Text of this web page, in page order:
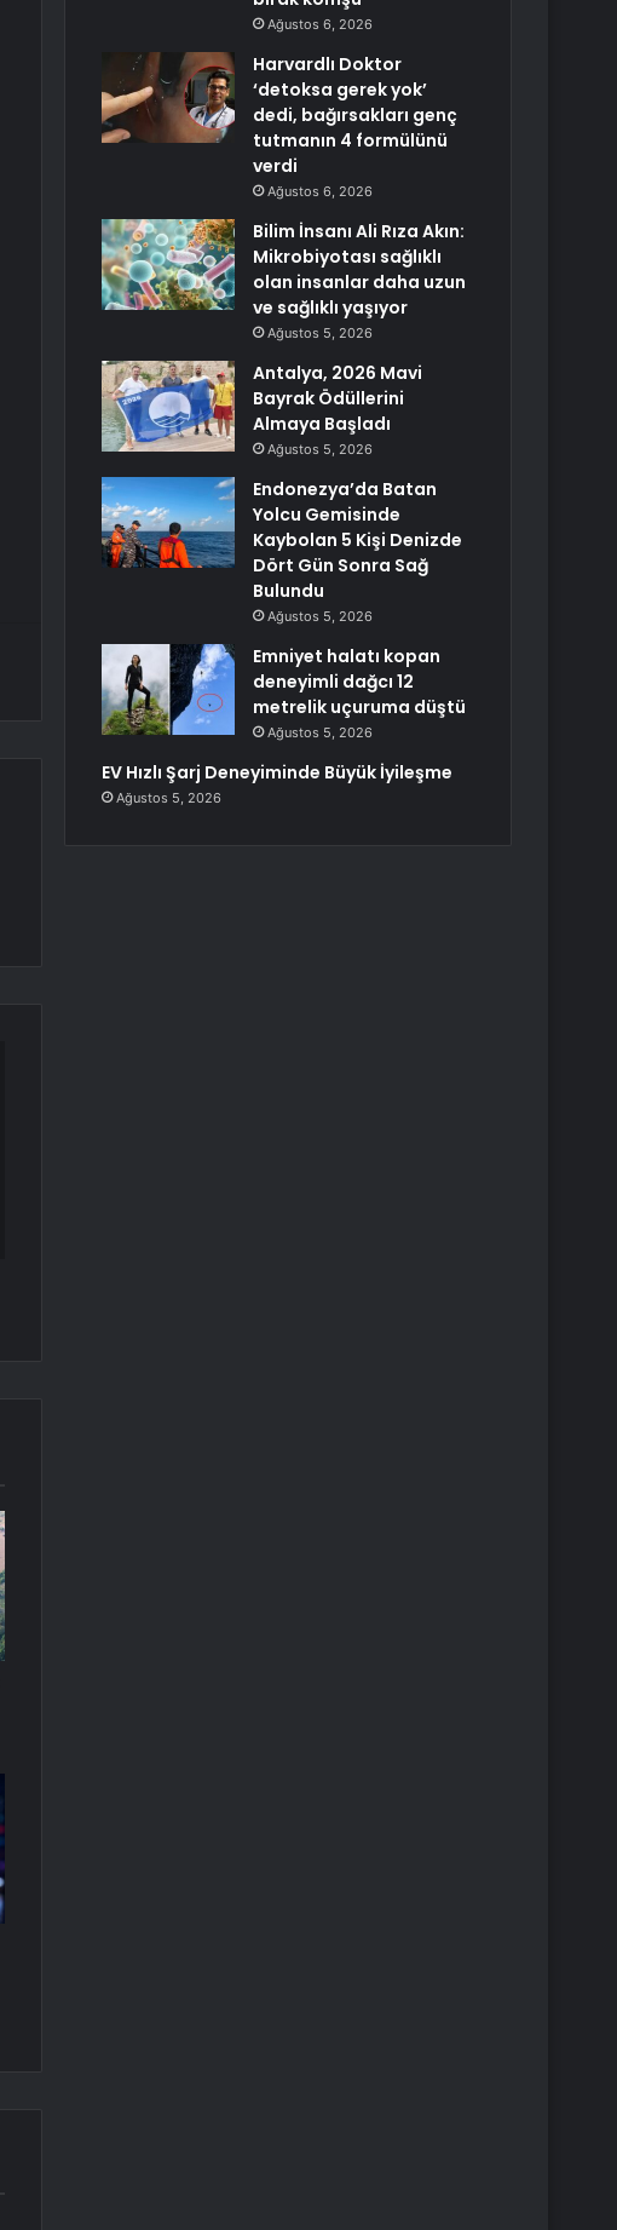
Ağustos 6, 2026
Harvardlı Doktor
‘detoksa gerek yok’
dedi, bağırsakları genç
tutmanın 4 formülünü
verdi
Ağustos 6, 2026
Bilim İnsanı Ali Rıza Akın:
Mikrobiyotası sağlıklı
olan insanlar daha uzun
ve sağlıklı yaşıyor
Ağustos 5, 2026
Antalya, 2026 Mavi
Bayrak Ödüllerini
Almaya Başladı
Ağustos 5, 2026
Endonezya’da Batan
Yolcu Gemisinde
Kaybolan 5 Kişi Denizde
Dört Gün Sonra Sağ
Bulundu
Ağustos 5, 2026
Emniyet halatı kopan
deneyimli dağcı 12
metrelik uçuruma düştü
Ağustos 5, 2026
EV Hızlı Şarj Deneyiminde Büyük İyileşme
Ağustos 5, 2026